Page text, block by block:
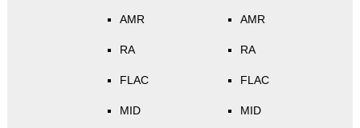
AMR
RA
FLAC
MID
AMR
RA
FLAC
MID